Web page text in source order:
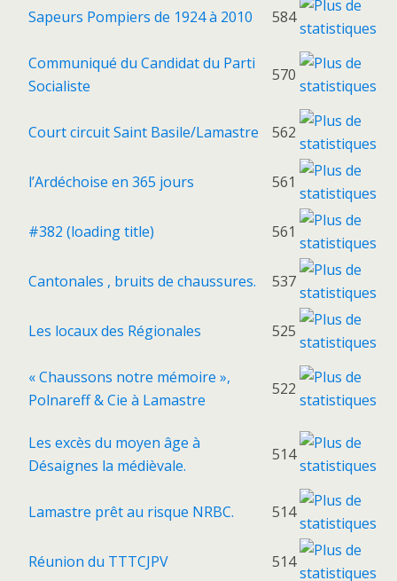
Sapeurs Pompiers de 1924 à 2010 584
Communiqué du Candidat du Parti
Socialiste
570
Court circuit Saint Basile/Lamastre 562
l’Ardéchoise en 365 jours 561
#382 (loading title) 561
Cantonales , bruits de chaussures. 537
Les locaux des Régionales 525
« Chaussons notre mémoire »,
Polnareff & Cie à Lamastre
522
Les excès du moyen âge à
Désaignes la médièvale.
514
Lamastre prêt au risque NRBC. 514
Réunion du TTTCJPV 514